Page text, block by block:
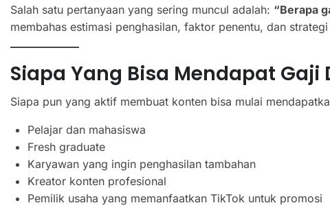
Salah satu pertanyaan yang sering muncul adalah: “Berapa
membahas estimasi penghasilan, faktor penentu, dan
Siapa Yang Bisa Mendapat Gaji
Siapa pun yang aktif membuat konten bisa mulai
Pelajar dan mahasiswa
Fresh graduate
Karyawan yang ingin penghasilan tambahan
Kreator konten profesional
Pemilik usaha yang memanfaatkan TikTok untuk promosi